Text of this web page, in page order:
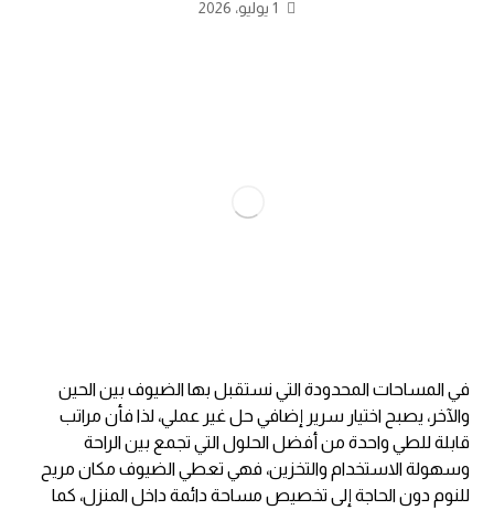
1 يوليو، 2026
في المساحات المحدودة التي نستقبل بها الضيوف بين الحين
والآخر، يصبح اختيار سرير إضافي حل غير عملي، لذا فأن مراتب
قابلة للطي واحدة من أفضل الحلول التي تجمع بين الراحة
وسهولة الاستخدام والتخزين، فهي تعطي الضيوف مكان مريح
للنوم دون الحاجة إلى تخصيص مساحة دائمة داخل المنزل، كما